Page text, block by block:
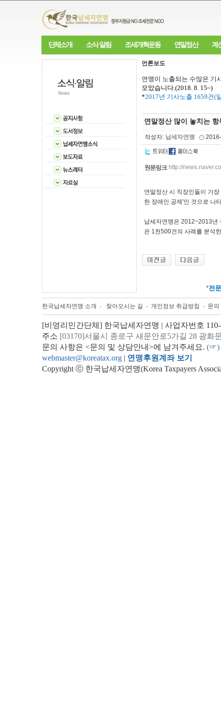
단체소개 소식·알림 조세개혁운동 연말정산 계
언론보도
연맹이 노출되는 수많은 기
모았습니다.(2018. 8. 15~)
*2017년 기사노출 1659건(
연말정산 많이 놓치는
작성자: 납세자연맹
http://
연말정산 시 직장인들이 가
한 장애인 공제'인 것으로 나
납세자연맹은 2012~2013년
은 1천500건의 사례를 분석
*전문
한국납세자연맹 소개 찾아오시는 길 개인정보 취급방침 문
[비영리민간단체] 한국납세자연맹 | 사업자번호
주소 [03170]서울시 종로구 새문안로5가길 28 광화
문의 사항은 <문의 및 상담안내>에 남겨주세요. (☞)
webmaster@koreatax.org | 연맹후원계좌 보기
Copyright ⓒ 한국납세자연맹(Korea Taxpayers